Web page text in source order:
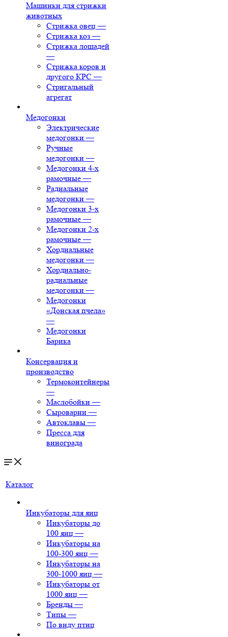
Машинки для стрижки
животных
Стрижка овец —
Стрижка коз —
Стрижка лошадей
—
Стрижка коров и
другого КРС —
Стригальный
агрегат
Медогонки
Электрические
медогонки —
Ручные
медогонки —
Медогонки 4-х
рамочные —
Радиальные
медогонки —
Медогонки 3-х
рамочные —
Медогонки 2-х
рамочные —
Хордиальные
медогонки —
Хордиально-
радиальные
медогонки —
Медогонки
«Донская пчела»
—
Медогонки
Барика
Консервация и
производство
Термоконтейнеры
—
Маслобойки —
Сыроварни —
Автоклавы —
Пресса для
винограда
Каталог
Инкубаторы для яиц
Инкубаторы до
100 яиц —
Инкубаторы на
100-300 яиц —
Инкубаторы на
300-1000 яиц —
Инкубаторы от
1000 яиц —
Бренды —
Типы —
По виду птиц